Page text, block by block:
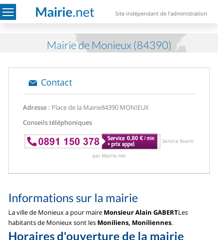
Site indépendant de l'administration
Mairie de Monieux (84390)
Contact
Adresse : Place de la Mairie84390 MONIEUX
Conseils téléphoniques
Service fourni
par Mairie.net
Informations sur la mairie
La ville de Monieux a pour maire Monsieur Alain GABERTLes
habitants de Monieux sont les Moniliens, Moniliennes.
Horaires d'ouverture de la mairie